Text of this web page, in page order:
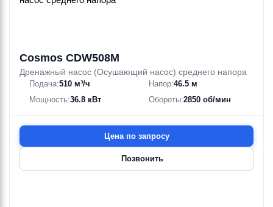
Cosmos CDW508M
Дренажный насос (Осушающий насос) среднего напора
Подача:510 м³/ч Напор:46.5 м
Мощность:36.8 кВт Обороты:2850 об/мин
Цена по запросу
Позвонить